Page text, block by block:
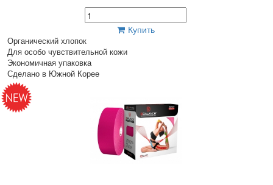
Купить
Органический хлопок
Для особо чувствительной кожи
Экономичная упаковка
Сделано в Южной Корее